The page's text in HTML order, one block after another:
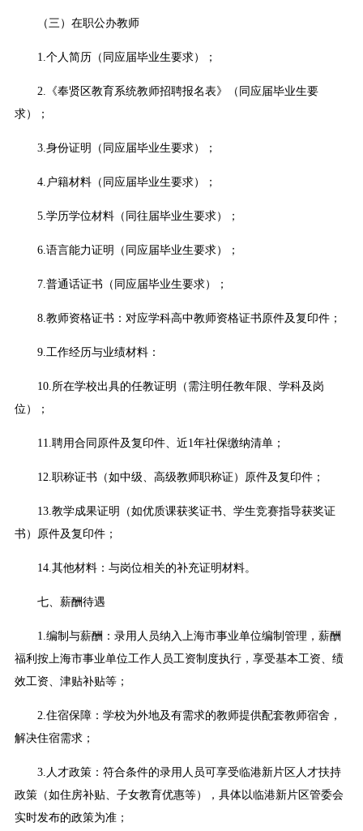
（三）在职公办教师
1.个人简历（同应届毕业生要求）；
2.《奉贤区教育系统教师招聘报名表》（同应届毕业生要
求）；
3.身份证明（同应届毕业生要求）；
4.户籍材料（同应届毕业生要求）；
5.学历学位材料（同往届毕业生要求）；
6.语言能力证明（同应届毕业生要求）；
7.普通话证书（同应届毕业生要求）；
8.教师资格证书：对应学科高中教师资格证书原件及复印件；
9.工作经历与业绩材料：
10.所在学校出具的任教证明（需注明任教年限、学科及岗
位）；
11.聘用合同原件及复印件、近1年社保缴纳清单；
12.职称证书（如中级、高级教师职称证）原件及复印件；
13.教学成果证明（如优质课获奖证书、学生竞赛指导获奖证
书）原件及复印件；
14.其他材料：与岗位相关的补充证明材料。
七、薪酬待遇
1.编制与薪酬：录用人员纳入上海市事业单位编制管理，薪酬
福利按上海市事业单位工作人员工资制度执行，享受基本工资、绩
效工资、津贴补贴等；
2.住宿保障：学校为外地及有需求的教师提供配套教师宿舍，
解决住宿需求；
3.人才政策：符合条件的录用人员可享受临港新片区人才扶持
政策（如住房补贴、子女教育优惠等），具体以临港新片区管委会
实时发布的政策为准；